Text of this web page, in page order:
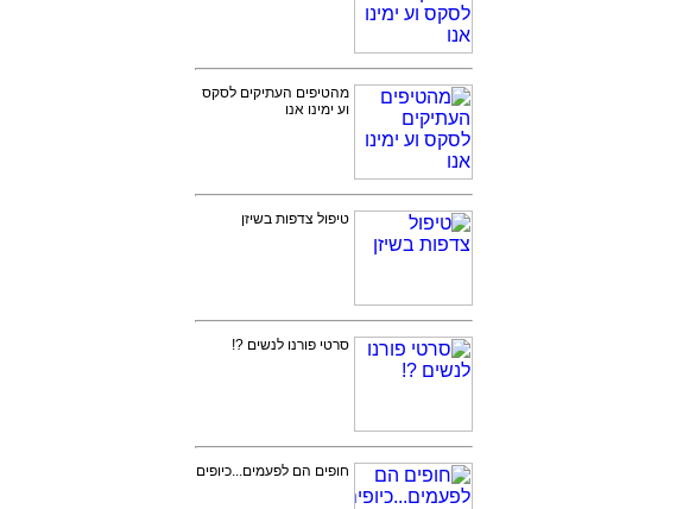
מהטיפים העתיקים לסקס
וע ימינו אנו
טיפול צדפות בשיזן
סרטי פורנו לנשים ?!
חופים הם לפעמים...כיופים